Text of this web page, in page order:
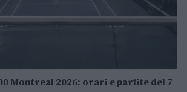
Montreal 2026: orari e partite del 7